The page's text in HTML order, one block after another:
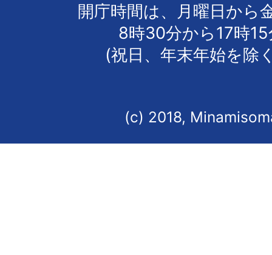
開庁時間は、月曜日から
8時30分から17時
(祝日、年末年始を除
(c) 2018,